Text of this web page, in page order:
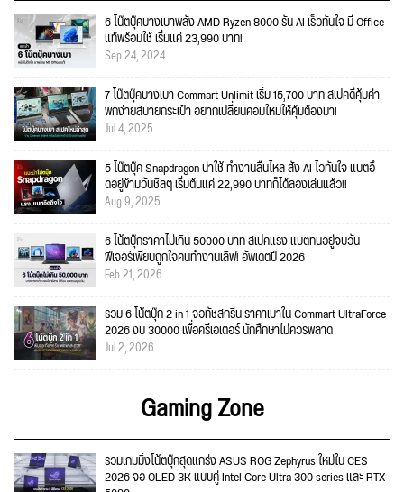
6 โน๊ตบุ๊คบางเบาพลัง AMD Ryzen 8000 รัน AI เร็วทันใจ มี Office
แท้พร้อมใช้ เริ่มแค่ 23,990 บาท!
Sep 24, 2024
7 โน๊ตบุ๊คบางเบา Commart Unlimit เริ่ม 15,700 บาท สเปคดีคุ้มค่า
พกง่ายสบายกระเป๋า อยากเปลี่ยนคอมใหม่ให้คุ้มต้องมา!
Jul 4, 2025
5 โน๊ตบุ๊ค Snapdragon น่าใช้ ทำงานลื่นไหล สั่ง AI ไวทันใจ แบตอึ
ดอยู่ข้ามวันชิลๆ เริ่มต้นแค่ 22,990 บาทก็ได้ลองเล่นแล้ว!!
Aug 9, 2025
6 โน้ตบุ๊กราคาไม่เกิน 50000 บาท สเปคแรง แบตทนอยู่จบวัน
ฟีเจอร์เพียบถูกใจคนทำงานเลิฟ! อัพเดตปี 2026
Feb 21, 2026
รวม 6 โน้ตบุ๊ก 2 in 1 จอทัชสกรีน ราคาเบาใน Commart UltraForce
2026 งบ 30000 เพื่อครีเอเตอร์ นักศึกษาไม่ควรพลาด
Jul 2, 2026
Gaming Zone
รวมเกมมิ่งโน้ตบุ๊กสุดแกร่ง ASUS ROG Zephyrus ใหม่ใน CES
2026 จอ OLED 3K แบบคู่ Intel Core Ultra 300 series และ RTX